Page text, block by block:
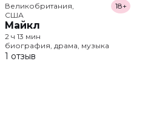
Великобритания,
США
Майкл
18+
2 ч 13 мин
биография, драма, музыка
1 отзыв